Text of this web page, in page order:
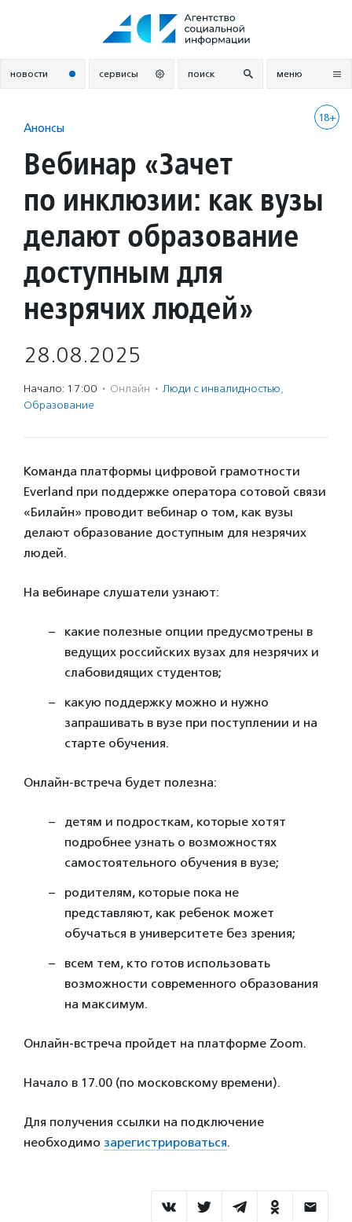
новости сервисы поиск меню
18+
Анонсы
Вебинар «Зачет
по инклюзии: как вузы
делают образование
доступным для
незрячих людей»
28.08.2025
Начало: 17:00 · Онлайн · Люди с инвалидностью,
Образование
Команда платформы цифровой грамотности
Everland при поддержке оператора сотовой связи
«Билайн» проводит вебинар о том, как вузы
делают образование доступным для незрячих
людей.
На вебинаре слушатели узнают:
какие полезные опции предусмотрены в
ведущих российских вузах для незрячих и
слабовидящих студентов;
какую поддержку можно и нужно
запрашивать в вузе при поступлении и на
старте обучения.
Онлайн-встреча будет полезна:
детям и подросткам, которые хотят
подробнее узнать о возможностях
самостоятельного обучения в вузе;
родителям, которые пока не
представляют, как ребенок может
обучаться в университете без зрения;
всем тем, кто готов использовать
возможности современного образования
на максимум.
Онлайн-встреча пройдет на платформе Zoom.
Начало в 17.00 (по московскому времени).
Для получения ссылки на подключение
необходимо зарегистрироваться.